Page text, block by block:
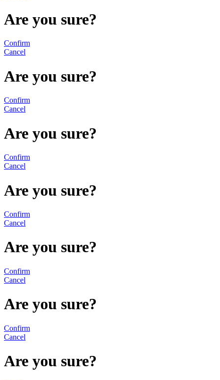
Are you sure?
Confirm
Cancel
Are you sure?
Confirm
Cancel
Are you sure?
Confirm
Cancel
Are you sure?
Confirm
Cancel
Are you sure?
Confirm
Cancel
Are you sure?
Confirm
Cancel
Are you sure?